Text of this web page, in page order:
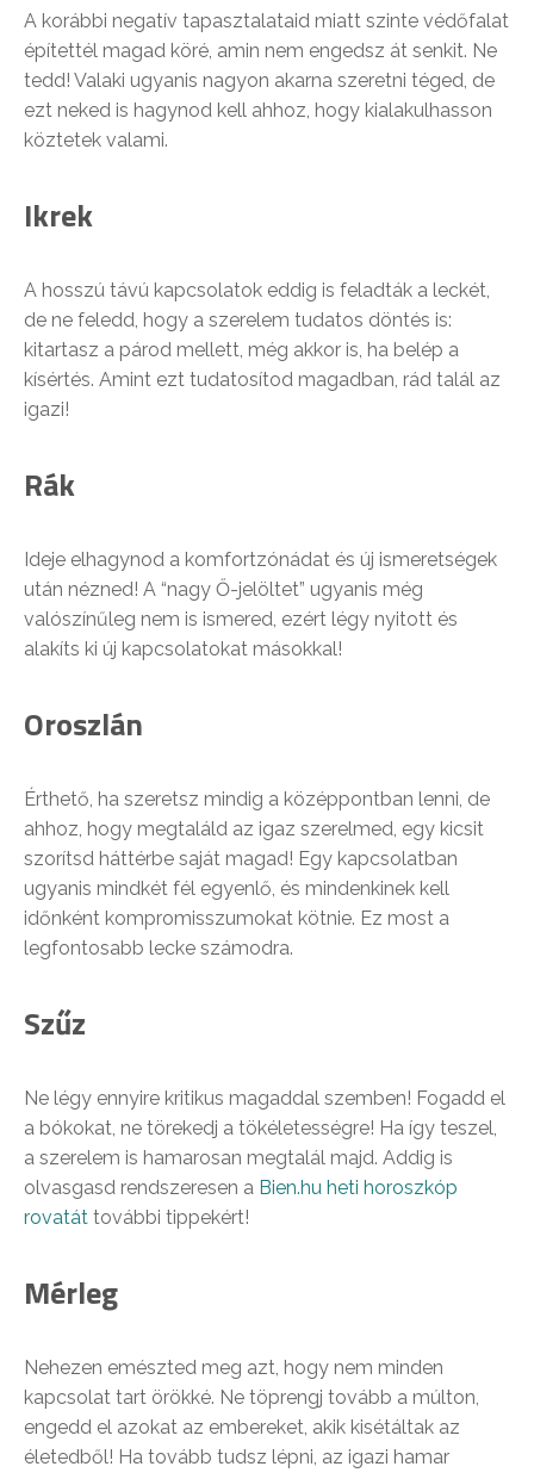
A korábbi negatív tapasztalataid miatt szinte védőfalat
építettél magad köré, amin nem engedsz át senkit. Ne
tedd! Valaki ugyanis nagyon akarna szeretni téged, de
ezt neked is hagynod kell ahhoz, hogy kialakulhasson
köztetek valami.
Ikrek
A hosszú távú kapcsolatok eddig is feladták a leckét,
de ne feledd, hogy a szerelem tudatos döntés is:
kitartasz a párod mellett, még akkor is, ha belép a
kísértés. Amint ezt tudatosítod magadban, rád talál az
igazi!
Rák
Ideje elhagynod a komfortzónádat és új ismeretségek
után nézned! A “nagy Ő-jelöltet” ugyanis még
valószínűleg nem is ismered, ezért légy nyitott és
alakíts ki új kapcsolatokat másokkal!
Oroszlán
Érthető, ha szeretsz mindig a középpontban lenni, de
ahhoz, hogy megtaláld az igaz szerelmed, egy kicsit
szorítsd háttérbe saját magad! Egy kapcsolatban
ugyanis mindkét fél egyenlő, és mindenkinek kell
időnként kompromisszumokat kötnie. Ez most a
legfontosabb lecke számodra.
Szűz
Ne légy ennyire kritikus magaddal szemben! Fogadd el
a bókokat, ne törekedj a tökéletességre! Ha így teszel,
a szerelem is hamarosan megtalál majd. Addig is
olvasgasd rendszeresen a Bien.hu heti horoszkóp
rovatát további tippekért!
Mérleg
Nehezen emészted meg azt, hogy nem minden
kapcsolat tart örökké. Ne töprengj tovább a múlton,
engedd el azokat az embereket, akik kisétáltak az
életedből! Ha tovább tudsz lépni, az igazi hamar